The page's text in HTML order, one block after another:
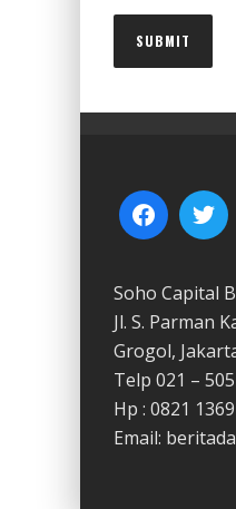
Soho Capital
Jl. S. Parman
Grogol,
Telp 021 –
Hp : 0821
Email: